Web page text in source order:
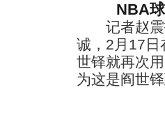
NBA
记者赵震
诚，2月17日
世铎就再次
为这是阎世